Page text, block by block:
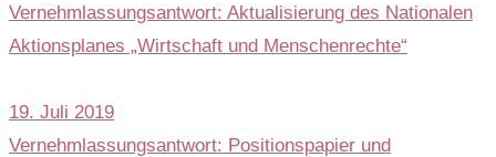
Vernehmlassungsantwort: Aktualisierung des Nationalen
Aktionsplanes „Wirtschaft und Menschenrechte“
19. Juli 2019
Vernehmlassungsantwort: Positionspapier und